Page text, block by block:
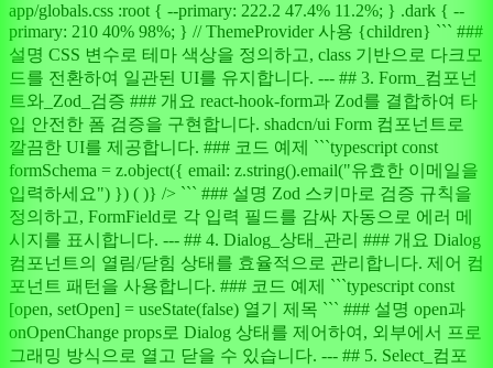
app/globals.css :root { --primary: 222.2 47.4% 11.2%; } .dark { --
primary: 210 40% 98%; } // ThemeProvider 사용 {children} ``` ###
설명 CSS 변수로 테마 색상을 정의하고, class 기반으로 다크모
드를 전환하여 일관된 UI를 유지합니다. --- ## 3. Form_컴포넌
트와_Zod_검증 ### 개요 react-hook-form과 Zod를 결합하여 타
입 안전한 폼 검증을 구현합니다. shadcn/ui Form 컴포넌트로
깔끔한 UI를 제공합니다. ### 코드 예제 ```typescript const
formSchema = z.object({ email: z.string().email("유효한 이메일을
입력하세요") }) ( )} /> ``` ### 설명 Zod 스키마로 검증 규칙을
정의하고, FormField로 각 입력 필드를 감싸 자동으로 에러 메
시지를 표시합니다. --- ## 4. Dialog_상태_관리 ### 개요 Dialog
컴포넌트의 열림/닫힘 상태를 효율적으로 관리합니다. 제어 컴
포넌트 패턴을 사용합니다. ### 코드 예제 ```typescript const
[open, setOpen] = useState(false) 열기 제목 ``` ### 설명 open과
onOpenChange props로 Dialog 상태를 제어하여, 외부에서 프로
그래밍 방식으로 열고 닫을 수 있습니다. --- ## 5. Select_컴포